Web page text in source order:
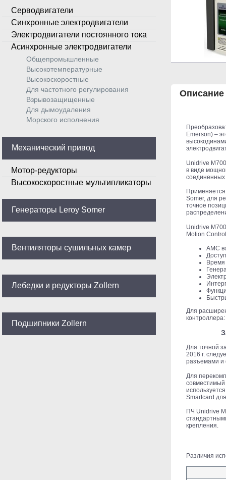
Описание
Emerson) –
Unidrive
в виде
Somer, для
точное
Unidrive
Motion
AMC
Время
Для
Для точной
2016 г.
разъемами и
Для
совместимый
Smartcard
ПЧ Unidrive
крепления.
Различия
Серводвигатели
Синхронные электродвигатели
Электродвигатели постоянного тока
Асинхронные электродвигатели
Общепромышленные
Высокотемпературные
Высокоскоростные
Для частотного регулирования
Взрывозащищенные
Для дымоудаления
Морского исполнения
Механический привод
Мотор-редукторы
Высокоскоростные мультипликаторы
Генераторы Leroy Somer
Вентиляторы сушильных камер
Лебедки и редукторы Zollern
Подшипники Zollern